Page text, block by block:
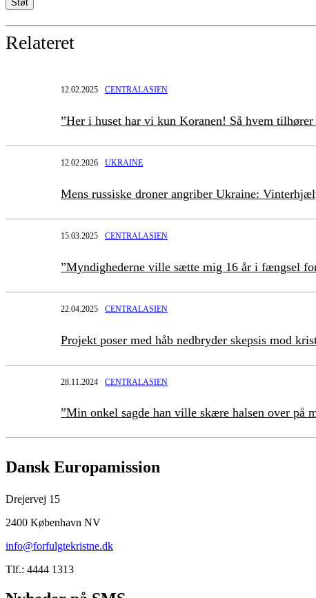
Relateret
12.02.2025 CENTRALASIEN
”Her i huset har vi kun Koranen! Så hvem tilhører
12.02.2026 UKRAINE
Mens russiske droner angriber Ukraine:
15.03.2025 CENTRALASIEN
”Myndighederne ville sætte mig 16 år i fængsel
22.04.2025 CENTRALASIEN
Projekt poser med håb nedbryder skepsis mod
28.11.2024 CENTRALASIEN
”Min onkel sagde han ville skære halsen over på
Dansk Europamission
Drejervej 15
2400 København NV
info@forfulgtekristne.dk
Tlf.: 4444 1313